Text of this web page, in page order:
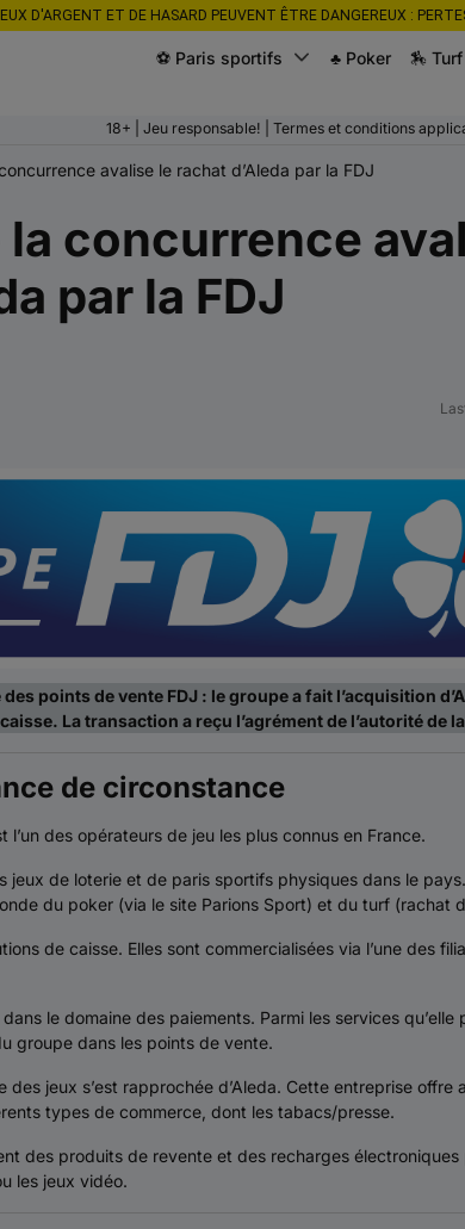
⚽ Paris sportifs ♣ Poker 🏇 Turf
D'ARGENT ET DE HASARD PEUVENT ÊTRE DANGEREUX :
18+ | Jeu responsable! | Termes et conditions
avalise le rachat d’Aleda par la FDJ
la concurrence
par la FDJ
points de vente FDJ : le groupe a fait l’acquisition
La transaction a reçu l’agrément de l’autorité de
de circonstance
l’un des opérateurs de jeu les plus connus en France.
jeux de loterie et de paris sportifs physiques dans le pays.
du poker (via le site Parions Sport) et du turf (rachat
de caisse. Elles sont commercialisées via l’une des
le domaine des paiements. Parmi les services qu’elle
groupe dans les points de vente.
des jeux s’est rapprochée d’Aleda. Cette entreprise offre
types de commerce, dont les tabacs/presse.
des produits de revente et des recharges électroniques
les jeux vidéo.